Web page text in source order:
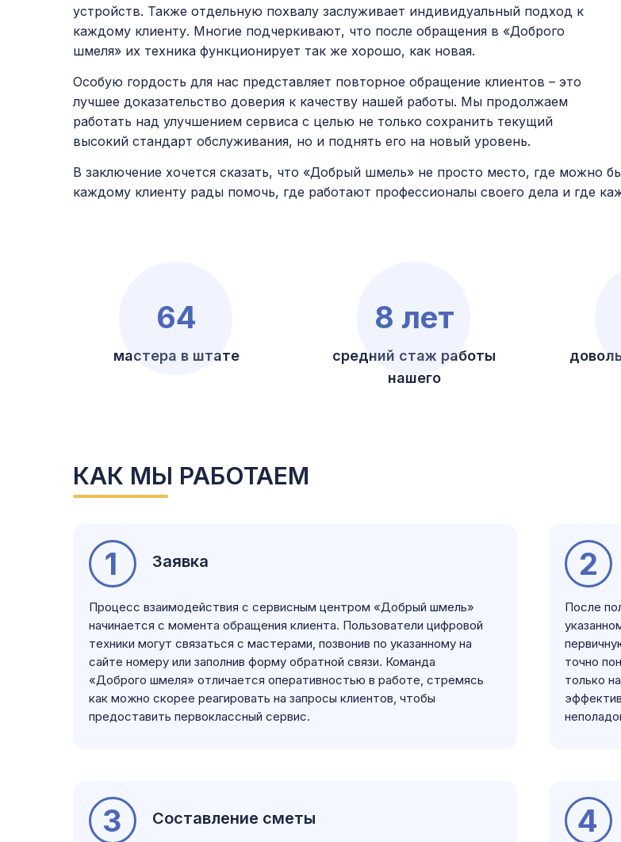
устройств. Также отдельную похвалу заслуживает индивидуальный подход к
каждому клиенту. Многие подчеркивают, что после обращения в «Доброго
шмеля» их техника функционирует так же хорошо, как новая.
Особую гордость для нас представляет повторное обращение клиентов – это
лучшее доказательство доверия к качеству нашей работы. Мы продолжаем
работать над улучшением сервиса с целью не только сохранить текущий
высокий стандарт обслуживания, но и поднять его на новый уровень.
В заключение хочется сказать, что «Добрый шмель» не просто место, где можно
каждому клиенту рады помочь, где работают профессионалы своего дела и где
мастера в штате
средний стаж работы
нашего
8 лет
64
КАК МЫ РАБОТАЕМ
Заявка
Процесс взаимодействия с сервисным центром «Добрый шмель»
начинается с момента обращения клиента. Пользователи цифровой
техники могут связаться с мастерами, позвонив по указанному на
сайте номеру или заполнив форму обратной связи. Команда
«Доброго шмеля» отличается оперативностью в работе, стремясь
как можно скорее реагировать на запросы клиентов, чтобы
предоставить первоклассный сервис.
После
точно
только
Составление сметы
1 2
3 4